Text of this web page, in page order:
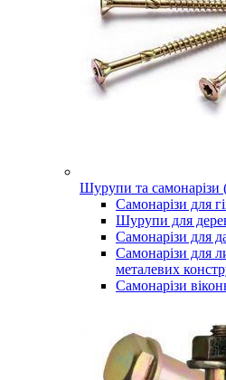
Шурупи та самонарізи
Самонарізи для
Шурупи для
Самонарізи для
Самонарізи для
металевих
Самонарізи